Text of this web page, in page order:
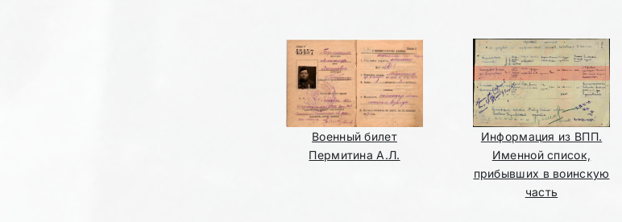
Военный билет
Пермитина А.Л.
Информация из ВПП.
Именной список,
прибывших в воинскую
часть